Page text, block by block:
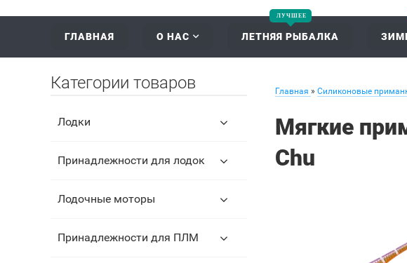
ГЛАВНАЯ О НАС ЛЕТНЯЯ РЫБАЛКА
Главная » Силиконовые
Мягкие
Chu
Категории товаров
Лодки
Принадлежности для лодок
Лодочные моторы
Принадлежности для ПЛМ